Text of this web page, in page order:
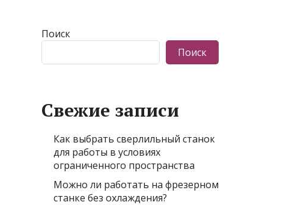
Поиск
Поиск
Свежие записи
Как выбрать сверлильный станок
для работы в условиях
ограниченного пространства
Можно ли работать на фрезерном
станке без охлаждения?